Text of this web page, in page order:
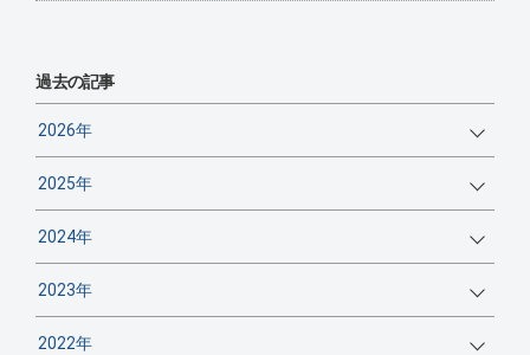
過去の記事
2026年
2025年
2024年
2023年
2022年